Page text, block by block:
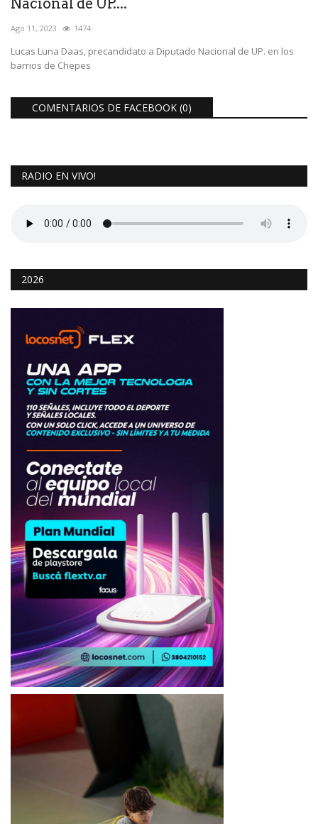
Nacional de UP....
Ago 11, 2023 1474
Lucas Luna Daas, precandidato a Diputado Nacional de UP. en los
barrios de Chepes
COMENTARIOS DE FACEBOOK (0)
RADIO EN VIVO!
2026